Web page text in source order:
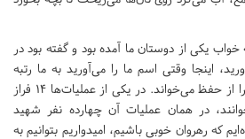
یکی از دوستان ما آمده بود و گفته بود در
اینجا وقتی اسم ما را می‌آورید به ما رتبه
می‌دهند. محسن دعای کمیل را از حفظ می‌خواند. در یکی از عملیات‌ها 14 فراز
14 نفر می‌خوانند، در همان عملیات آن چهارده نفر شهید
که رهروان خوبی باشیم، امیدواریم بتوانیم به